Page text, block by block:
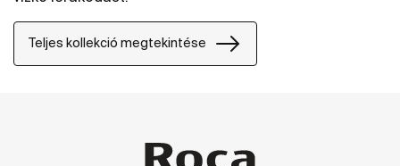
Teljes kollekció megtekintése